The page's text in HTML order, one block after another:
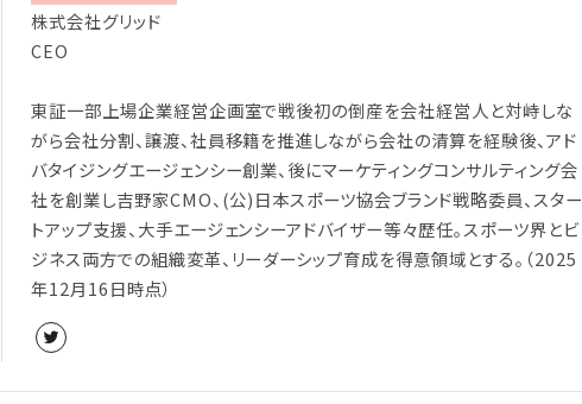
株式会社グリッド
CEO
東証一部上場企業経営企画室で戦後初の倒産を会社経営人と対峙しな
がら会社分割、譲渡、社員移籍を推進しながら会社の清算を経験後、アド
バタイジングエージェンシー創業、後にマーケティングコンサルティング会
社を創業し吉野家CMO、(公)日本スポーツ協会ブランド戦略委員、スター
トアップ支援、大手エージェンシーアドバイザー等々歴任。スポーツ界とビ
ジネス両方での組織変革、リーダーシップ育成を得意領域とする。（2025
年12月16日時点）